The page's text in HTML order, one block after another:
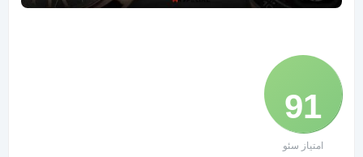
91
/ 100
امتیاز سئو